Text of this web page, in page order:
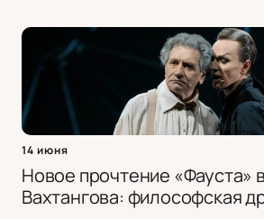
14 июня
Новое прочтение «Фауста»
Вахтангова: философская